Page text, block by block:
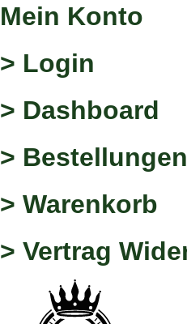
Mein Konto
> Login
> Dashboard
> Bestellungen
> Warenkorb
> Vertrag